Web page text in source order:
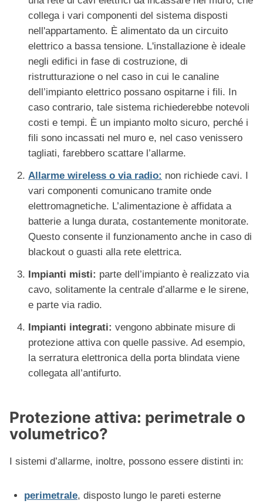
collega i vari componenti del sistema disposti
nell'appartamento. È alimentato da un circuito
elettrico a bassa tensione. L'installazione è ideale
negli edifici in fase di costruzione, di
ristrutturazione o nel caso in cui le canaline
dell’impianto elettrico possano ospitarne i fili. In
caso contrario, tale sistema richiederebbe notevoli
costi e tempi. È un impianto molto sicuro, perché i
fili sono incassati nel muro e, nel caso venissero
tagliati, farebbero scattare l’allarme.
Allarme wireless o via radio: non richiede cavi. I
vari componenti comunicano tramite onde
elettromagnetiche. L’alimentazione è affidata a
batterie a lunga durata, costantemente monitorate.
Questo consente il funzionamento anche in caso di
blackout o guasti alla rete elettrica.
Impianti misti: parte dell’impianto è realizzato via
cavo, solitamente la centrale d’allarme e le sirene,
e parte via radio.
Impianti integrati: vengono abbinate misure di
protezione attiva con quelle passive. Ad esempio,
la serratura elettronica della porta blindata viene
collegata all’antifurto.
Protezione attiva: perimetrale o
volumetrico?
I sistemi d’allarme, inoltre, possono essere distinti in:
perimetrale, disposto lungo le pareti esterne